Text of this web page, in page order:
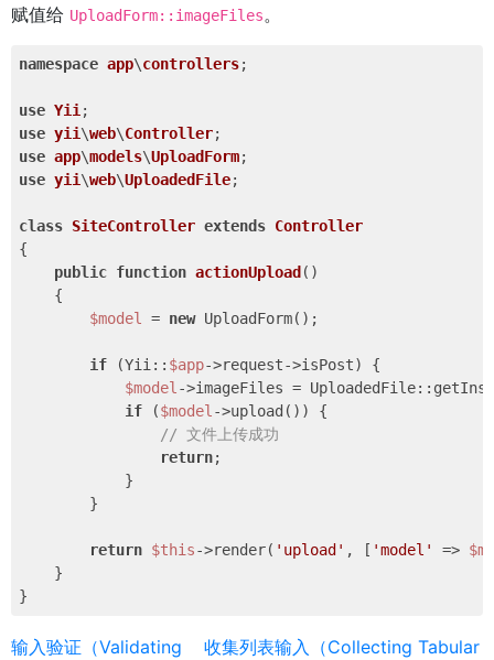
赋值给 UploadForm::imageFiles。
namespace app\controllers;
use Yii
use yii\web\Controller
use app\models\UploadForm
use yii\web\UploadedFile;
class SiteController extends Controller
{
public function actionUpload ()
{
$model
= new UploadForm();
if (Yii:: $app->request->isPost) {
$model ->imageFiles =
if ($model ->upload()) {
// 文件上传成功
return;
            }
        }
return $this->render( 'upload' , [ 'model' =>
    }
输入验证（Validating 收集列表输入（Collecting Tabular